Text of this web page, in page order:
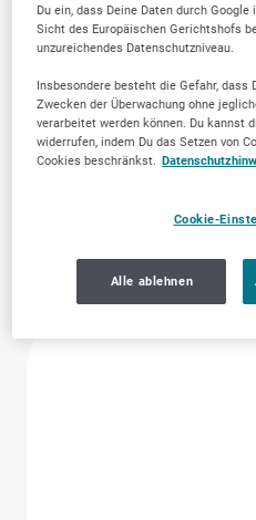
Sicherheit,
Brandschutz &
Du ein, dass Deine Daten durch
Sicht des Europäischen Gerichtshofs
unzureichendes Datenschutzniveau.
Insbesondere besteht die Gefahr, dass
Zwecken der Überwachung ohne
verarbeitet werden können. Du kannst
widerrufen, indem Du das Setzen von
Cookies beschränkst.
Cookie-
Alle ablehnen